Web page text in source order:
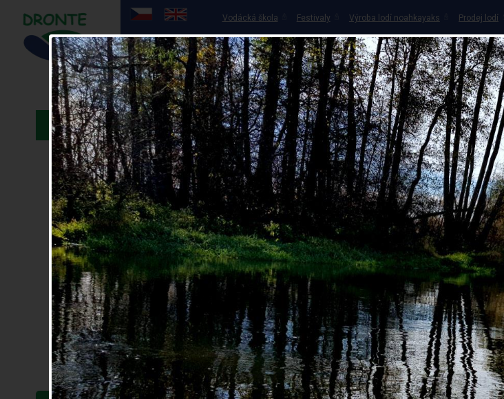
Vodácká škola Festivaly Výroba lodí noahkayaks Prodej lodí
Půjčovna lodí
OHŘE ÚVOD PŮJČOVNA LODÍ PŮJČOVNA KOLOBĚŽEK
20 let zkušeností
Půjčovna lodí
Půjčovna koloběžek